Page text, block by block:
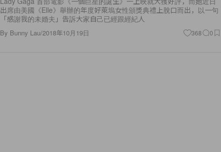
出席由美國《Elle》舉辦的年度好萊塢女性頒獎典禮上脫口而出，以一句
「感謝我的未婚夫」告訴大家自己已經跟經紀人
By Bunny Lau/2018年10月19日 368 0